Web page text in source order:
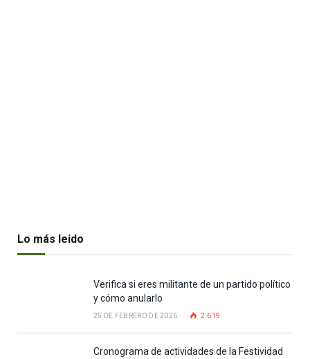
Lo más leido
Verifica si eres militante de un partido político
y cómo anularlo
25 DE FEBRERO DE 2026 2.619
Cronograma de actividades de la Festividad